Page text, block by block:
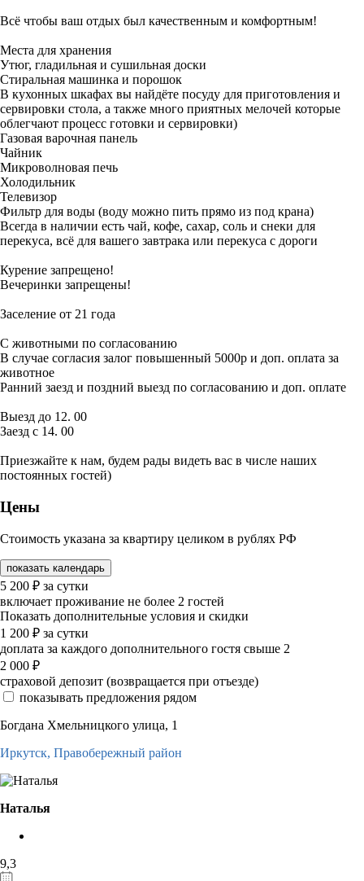
Всё чтобы ваш отдых был качественным и комфортным!
Места для хранения
Утюг, гладильная и сушильная доски
Стиральная машинка и порошок
В кухонных шкафах вы найдёте посуду для приготовления и
сервировки стола, а также много приятных мелочей которые
облегчают процесс готовки и сервировки)
Газовая варочная панель
Чайник
Микроволновая печь
Холодильник
Телевизор
Фильтр для воды (воду можно пить прямо из под крана)
Всегда в наличии есть чай, кофе, сахар, соль и снеки для
перекуса, всё для вашего завтрака или перекуса с дороги
Курение запрещено!
Вечеринки запрещены!
Заселение от 21 года
С животными по согласованию
В случае согласия залог повышенный 5000р и доп. оплата за
животное
Ранний заезд и поздний выезд по согласованию и доп. оплате
Выезд до 12. 00
Заезд с 14. 00
Приезжайте к нам, будем рады видеть вас в числе наших
постоянных гостей)
Цены
Стоимость указана за квартиру целиком в рублях РФ
показать календарь
5 200 ₽ за сутки
включает проживание не более 2 гостей
Показать дополнительные условия и скидки
1 200 ₽ за сутки
доплата за каждого дополнительного гостя свыше 2
2 000 ₽
страховой депозит (возвращается при отъезде)
показывать предложения рядом
Богдана Хмельницкого улица, 1
Иркутск, Правобережный район
Наталья
9,3